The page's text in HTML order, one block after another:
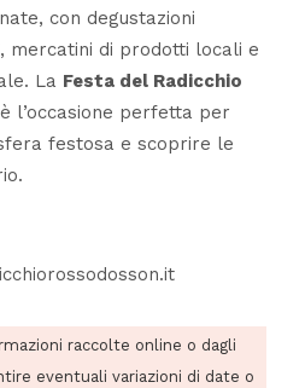
con degustazioni
mercatini di prodotti locali e
La Festa del Radicchio
l’occasione perfetta per
festosa e scoprire le
raccolte online o dagli
eventuali variazioni di date o